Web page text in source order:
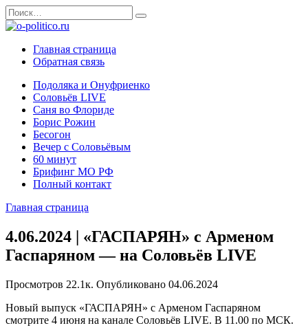
Перейти
к
содержанию
Search
for:
Главная страница
Обратная связь
Подоляка и Онуфриенко
Соловьёв LIVE
Саня во Флориде
Борис Рожин
Бесогон
Вечер с Соловьёвым
60 минут
Брифинг МО РФ
Полный контакт
Главная страница
4.06.2024 | «ГАСПАРЯН» с Арменом
Гаспаряном — на Соловьёв LIVE
Просмотров 22.1к. Опубликовано 04.06.2024
Новый выпуск «ГАСПАРЯН» с Арменом Гаспаряном
смотрите 4 июня на канале Соловьёв LIVE. В 11.00 по МСК.